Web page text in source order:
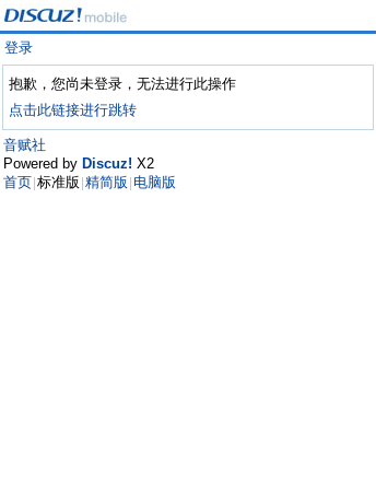
登录
抱歉，您尚未登录，无法进行此操作
点击此链接进行跳转
音赋社
Powered by Discuz! X2
首页 标准版 精简版 电脑版